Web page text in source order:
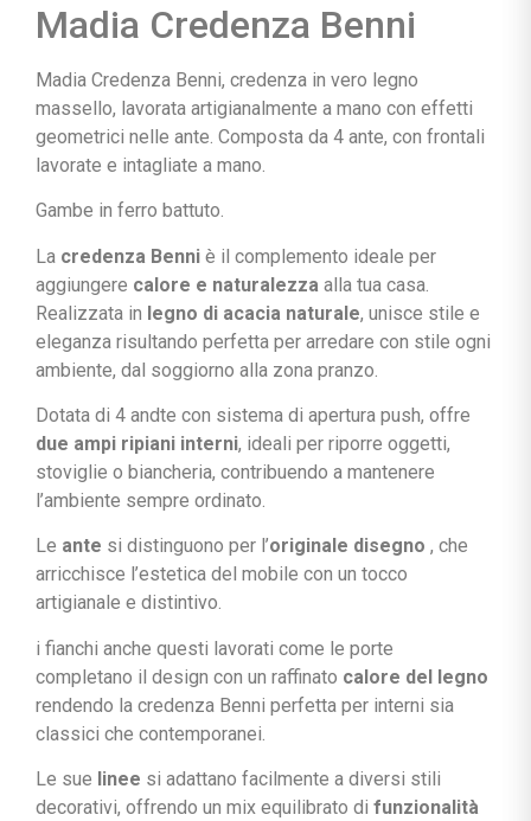
Madia Credenza Benni
Madia Credenza Benni, credenza in vero legno
massello, lavorata artigianalmente a mano con effetti
geometrici nelle ante. Composta da 4 ante, con frontali
lavorate e intagliate a mano.
Gambe in ferro battuto.
La credenza Benni è il complemento ideale per
aggiungere calore e naturalezza alla tua casa.
Realizzata in legno di acacia naturale, unisce stile e
eleganza risultando perfetta per arredare con stile ogni
ambiente, dal soggiorno alla zona pranzo.
Dotata di 4 andte con sistema di apertura push, offre
due ampi ripiani interni, ideali per riporre oggetti,
stoviglie o biancheria, contribuendo a mantenere
l’ambiente sempre ordinato.
Le ante si distinguono per l’originale disegno , che
arricchisce l’estetica del mobile con un tocco
artigianale e distintivo.
i fianchi anche questi lavorati come le porte
completano il design con un raffinato calore del legno
rendendo la credenza Benni perfetta per interni sia
classici che contemporanei.
Le sue linee si adattano facilmente a diversi stili
decorativi, offrendo un mix equilibrato di funzionalità